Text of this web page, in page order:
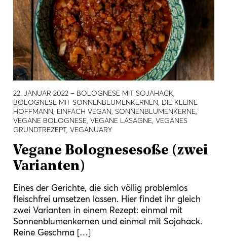
22. JANUAR 2022– BOLOGNESE MIT SOJAHACK,
BOLOGNESE MIT SONNENBLUMENKERNEN, DIE KLEINE
HOFFMANN, EINFACH VEGAN, SONNENBLUMENKERNE,
VEGANE BOLOGNESE, VEGANE LASAGNE, VEGANES
GRUNDTREZEPT, VEGANUARY
Vegane Bolognesesoße (zwei
Varianten)
Eines der Gerichte, die sich völlig problemlos
fleischfrei umsetzen lassen. Hier findet ihr gleich
zwei Varianten in einem Rezept: einmal mit
Sonnenblumenkernen und einmal mit Sojahack.
Reine Geschma […]